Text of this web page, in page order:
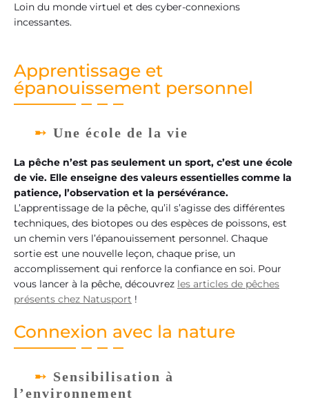
Loin du monde virtuel et des cyber-connexions
incessantes.
Apprentissage et
épanouissement personnel
Une école de la vie
La pêche n’est pas seulement un sport, c’est une école
de vie. Elle enseigne des valeurs essentielles comme la
patience, l’observation et la persévérance.
L’apprentissage de la pêche, qu’il s’agisse des différentes
techniques, des biotopes ou des espèces de poissons, est
un chemin vers l’épanouissement personnel. Chaque
sortie est une nouvelle leçon, chaque prise, un
accomplissement qui renforce la confiance en soi. Pour
vous lancer à la pêche, découvrez les articles de pêches
présents chez Natusport !
Connexion avec la nature
Sensibilisation à
l’environnement